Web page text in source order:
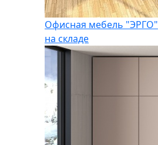
Офисная мебель "ЭРГО"
на складе